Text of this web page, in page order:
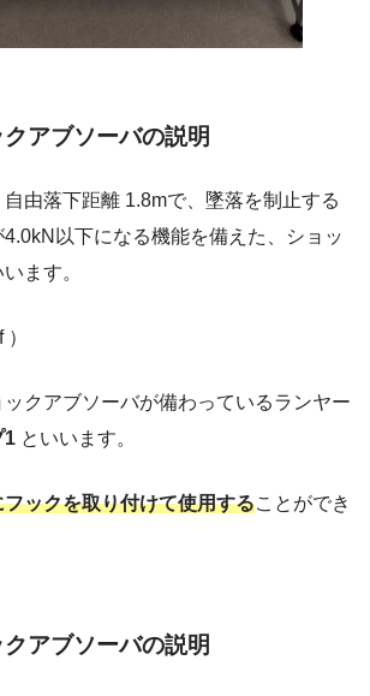
アブソーバの説明
自由落下距離 1.8mで、墜落を制止する
以下になる機能を備えた、ショッ
ます。
ックアブソーバが備わっているランヤー
1 といいます。
ックを取り付けて使用することができ
アブソーバの説明